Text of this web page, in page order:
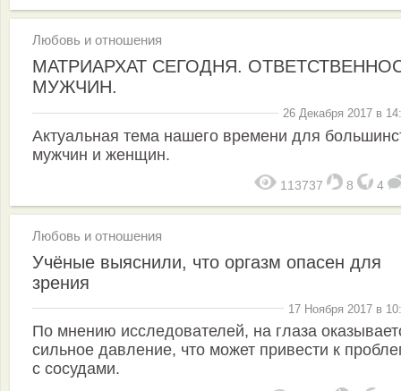
Любовь и отношения
МАТРИАРХАТ СЕГОДНЯ.
МУЖЧИН.
26 Декабря 2017 в
Актуальная тема нашего времени для
мужчин и женщин.
113737 8 4
Любовь и отношения
Учёные выяснили, что оргазм опасен для
зрения
17 Ноября 2017 в
По мнению исследователей, на глаза
сильное давление, что может привести к
с сосудами.